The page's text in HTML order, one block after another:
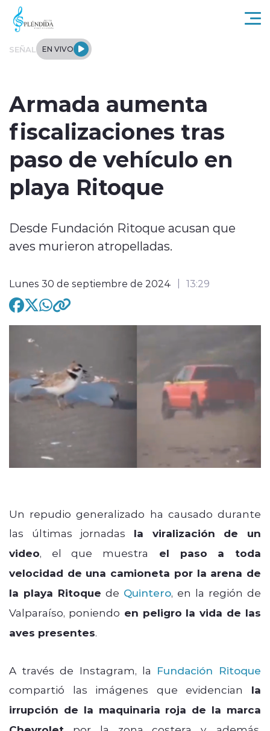
Click acá para ir directamente al contenido
SEÑAL EN VIVO
Internacional
Deportes
modo claro
Armada aumenta
fiscalizaciones tras
paso de vehículo en
playa Ritoque
Desde Fundación Ritoque acusan que
aves murieron atropelladas.
Lunes 30 de septiembre de 2024 13:29
Un repudio generalizado ha causado durante
las últimas jornadas la viralización de un
video, el que muestra
el paso a toda
velocidad de una camioneta por la arena de
la playa Ritoque de Quintero, en la región de
Valparaíso, poniendo en peligro la vida de las
aves presentes.
A través de Instagram, la Fundación Ritoque
compartió las imágenes que evidencian la
irrupción de la maquinaria roja de la marca